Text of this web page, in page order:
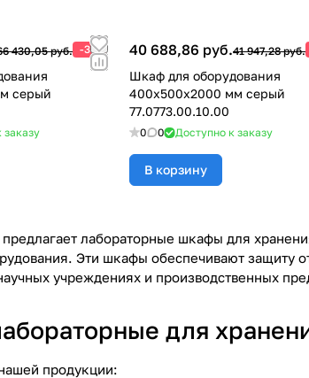
430,05 руб. -3%
серый
заказу
40 688,86 руб.41 947,28 руб.
Шкаф для оборудования
400х500х2000 мм серый
77.0773.00.10.00
0 0 Доступно к заказу
В корзину
лабораторные шкафы для
Эти шкафы обеспечивают защиту
учреждениях и производственных
для
продукции: